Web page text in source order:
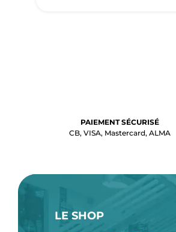
PAIEMENT SÉCURISÉ
CB, VISA, Mastercard, ALMA
LE SHOP